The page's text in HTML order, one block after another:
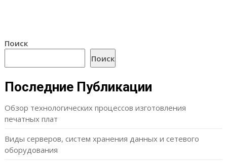
Поиск
Поиск
Последние Публикации
Обзор технологических процессов изготовления
печатных плат
Виды серверов, систем хранения данных и сетевого
оборудования